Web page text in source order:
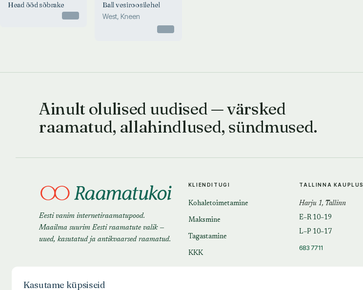
Head ööd sõbrake Ball vesiroosilehel
West, Kneen
Ainult olulised uudised — värsked
raamatud, allahindlused, sündmused.
Eesti vanim internetiraamatupood.
Maailma suurim Eesti raamatute valik —
uued, kasutatud ja antikvaarsed raamatud.
KLIENDITUGI
Kohaletoimetamine
Maksmine
Tagastamine
KKK
TALLINNA KAUPLUS
Harju 1, Tallinn
E–R 10–19
L–P 10–17
683 7711
Kasutame küpsiseid